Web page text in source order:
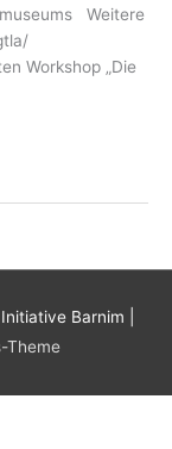
Weitere
Workshop „Die
Barnim
Theme